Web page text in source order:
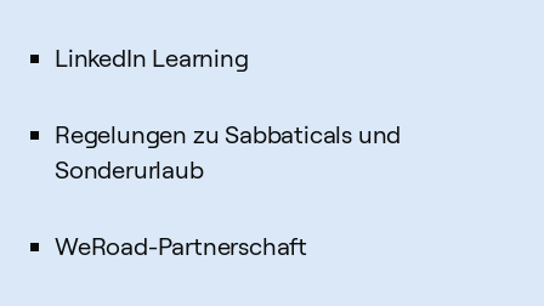
LinkedIn Learning
Regelungen zu Sabbaticals und
Sonderurlaub
WeRoad-Partnerschaft